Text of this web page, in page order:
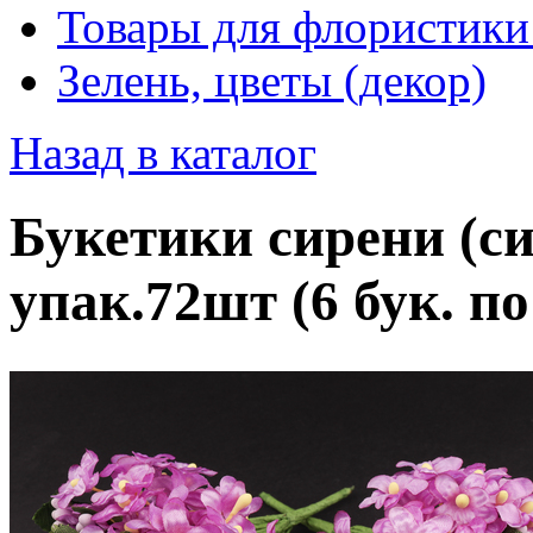
Товары для
Зелень, цветы (декор)
Назад в каталог
Букетики сирени
упак.72шт (6 бук.